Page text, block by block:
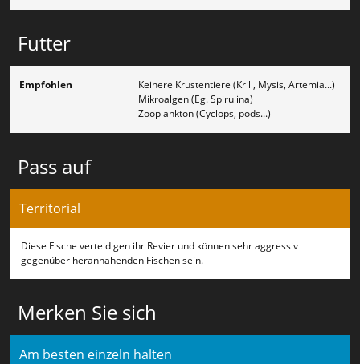
Futter
Empfohlen
Keinere Krustentiere (Krill, Mysis, Artemia...)
Mikroalgen (Eg. Spirulina)
Zooplankton (Cyclops, pods...)
Pass auf
Territorial
Diese Fische verteidigen ihr Revier und können sehr aggressiv
gegenüber herannahenden Fischen sein.
Merken Sie sich
Am besten einzeln halten